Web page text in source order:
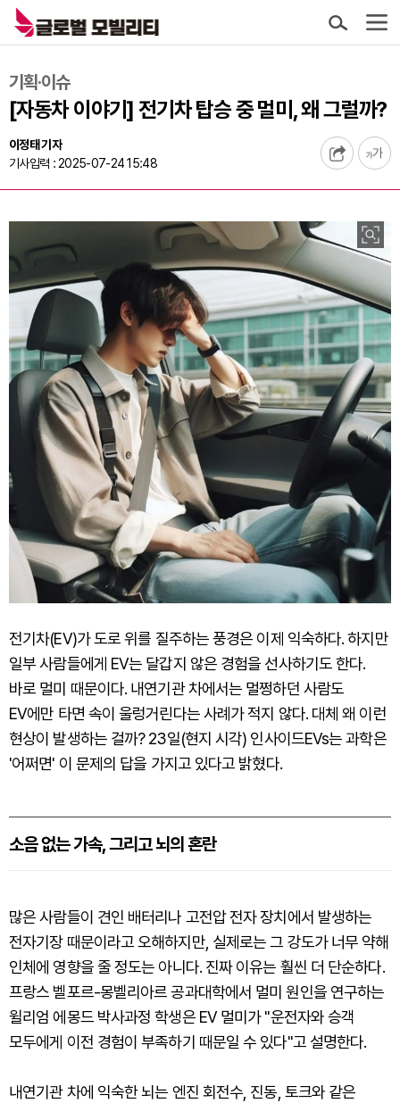
기획·이슈
[자동차 이야기] 전기차 탑승 중 멀미, 왜 그럴까?
이정태 기자
기사입력 : 2025-07-24 15:48
전기차(EV)가 도로 위를 질주하는 풍경은 이제 익숙하다. 하지만
일부 사람들에게 EV는 달갑지 않은 경험을 선사하기도 한다.
바로 멀미 때문이다. 내연기관 차에서는 멀쩡하던 사람도
EV에만 타면 속이 울렁거린다는 사례가 적지 않다. 대체 왜 이런
현상이 발생하는 걸까? 23일(현지 시각) 인사이드EVs는 과학은
'어쩌면' 이 문제의 답을 가지고 있다고 밝혔다.
소음 없는 가속, 그리고 뇌의 혼란
많은 사람들이 견인 배터리나 고전압 전자 장치에서 발생하는
전자기장 때문이라고 오해하지만, 실제로는 그 강도가 너무 약해
인체에 영향을 줄 정도는 아니다. 진짜 이유는 훨씬 더 단순하다.
프랑스 벨포르-몽벨리아르 공과대학에서 멀미 원인을 연구하는
윌리엄 에몽드 박사과정 학생은 EV 멀미가 "운전자와 승객
모두에게 이전 경험이 부족하기 때문일 수 있다"고 설명한다.
내연기관 차에 익숙한 뇌는 엔진 회전수, 진동, 토크와 같은